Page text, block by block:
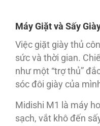
Máy Giặt và Sấy
Việc giặt giày thủ
sức và thời gian.
như một “trợ thủ”
sóc đôi giày của
Midishi M1 là máy
sạch, vắt khô đến